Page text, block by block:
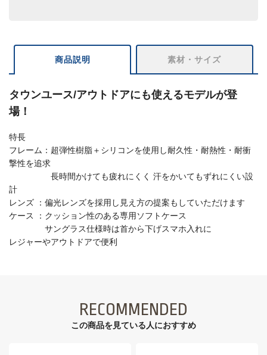
商品説明 素材・サイズ
タウンユース/アウトドアにも使えるモデルが登
場！
特長
フレーム：超弾性樹脂＋シリコンを使用し耐久性・耐熱性・耐衝
撃性を追求
長時間かけても疲れにくく 汗をかいてもずれにくい設
計
レンズ ：偏光レンズを採用し見え方の提案もしていただけます
ケース ：クッション性のある専用ソフトケース
サングラス仕様時は首から下げスマホ入れに
レジャーやアウトドアで便利
RECOMMENDED
この商品を見ている⼈におすすめ